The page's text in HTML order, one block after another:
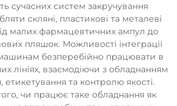
сучасних систем закручування
скляні, пластикові та металеві
малих фармацевтичних ампул до
пляшок. Можливості інтеграції
безперебійно працювати в
лініях, взаємодіючи з обладнанням
та контролю якості.
чи працює таке обладнання як